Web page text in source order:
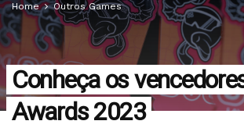
Home Outros Games
Conheça os
Awards 2023